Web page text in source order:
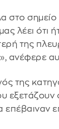
στο σημείο
λέει ότι
της
ανέφερε
της
εξετάζουν